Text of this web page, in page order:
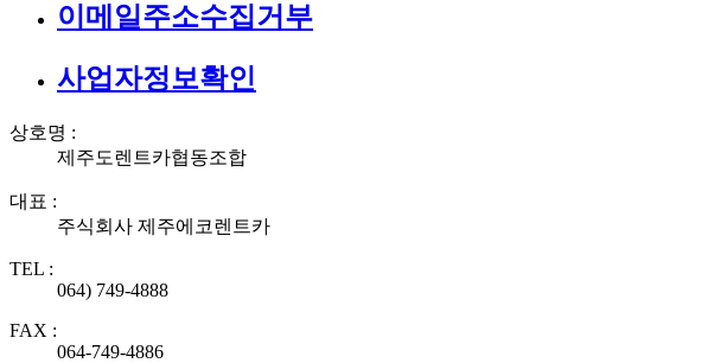
이메일주소수집거부
사업자정보확인
상호명 :
제주도렌트카협동조합
대표 :
주식회사 제주에코렌트카
TEL :
064) 749-4888
FAX :
064-749-4886